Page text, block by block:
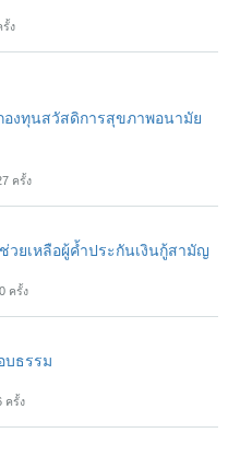
รั้ง
องทุนสวัสดิการสุขภาพอนามัย
ครั้ง
วยเหลือผู้ค้ำประกันเงินกู้สามัญ
ครั้ง
บธรรม
ครั้ง